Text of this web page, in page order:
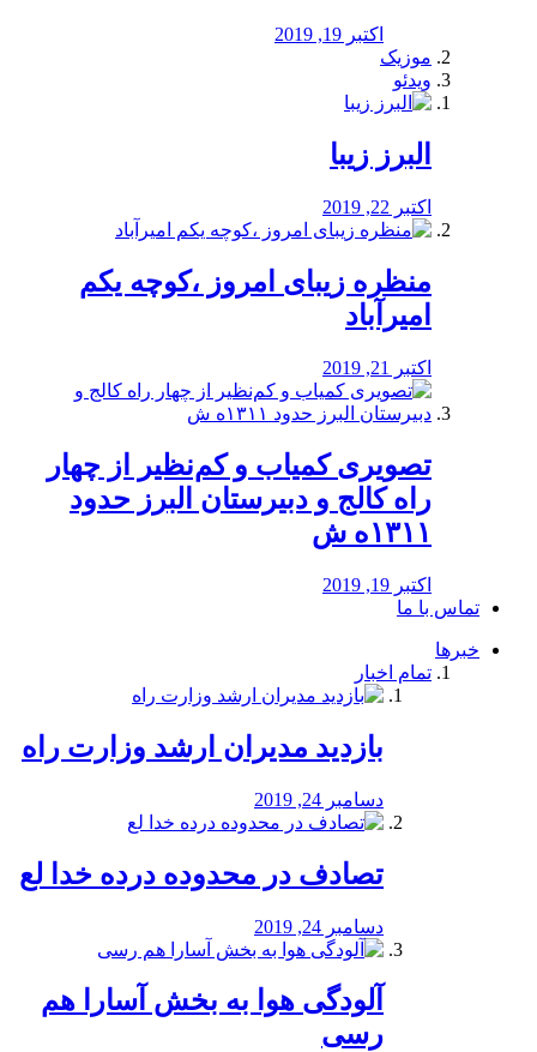
اکتبر 19, 2019
موزیک
ویدئو
البرز زیبا
اکتبر 22, 2019
منظره‌‌ زیبای امروز ،کوچه یکم
امیرآباد
اکتبر 21, 2019
️تصویری کمیاب و کم‌نظیر از چهار
راه كالج و دبيرستان البرز حدود
۱۳۱۱ه ش
اکتبر 19, 2019
تماس با ما
خبرها
تمام اخبار
بازدید مدیران ارشد وزارت راه
دسامبر 24, 2019
تصادف در محدوده درده خدا لع
دسامبر 24, 2019
آلودگی هوا به بخش آسارا هم
رسی